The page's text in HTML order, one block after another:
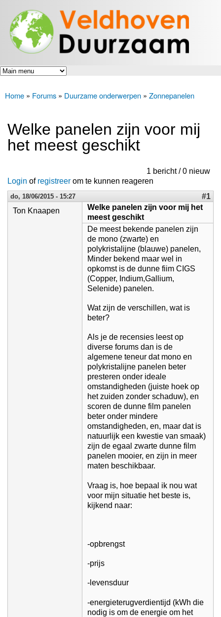
en naar
de inhoud
gaan
Veldhoven
Duurzaam
Energiek
naar de
toekomst
U bent hier
Home » Forums » Duurzame onderwerpen » Zonnepanelen
Welke panelen zijn voor mij
het meest geschikt
1 bericht / 0 nieuw
Login of registreer om te kunnen reageren
do, 18/06/2015 - 15:27
#1
Ton Knaapen
Welke panelen zijn voor mij het
meest geschikt
De meest bekende panelen zijn
de mono (zwarte) en
polykristalijne (blauwe) panelen,
Minder bekend maar wel in
opkomst is de dunne fiim CIGS
(Copper, Indium,Gallium,
Selenide) panelen.
Wat zijn de verschillen, wat is
beter?
Als je de recensies leest op
diverse forums dan is de
algemene teneur dat mono en
polykristalijne panelen beter
presteren onder ideale
omstandigheden (juiste hoek op
het zuiden zonder schaduw), en
scoren de dunne film panelen
beter onder mindere
omstandigheden, en, maar dat is
natuurlijk een kwestie van smaak)
zijn de egaal zwarte dunne film
panelen mooier, en zijn in meer
maten beschikbaar.
Vraag is, hoe bepaal ik nou wat
voor mijn situatie het beste is,
kijkend naar:
-opbrengst
-prijs
-levensduur
-energieterugverdientijd (kWh die
nodig is om de energie om het